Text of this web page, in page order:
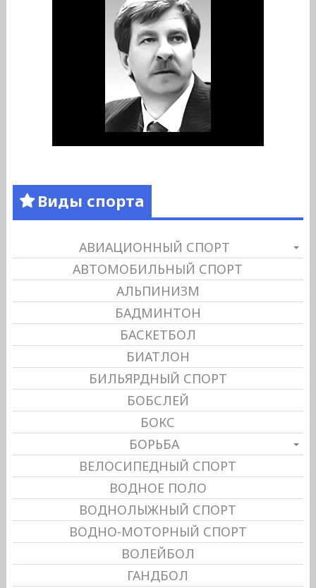
Виды спорта
АВИАЦИОННЫЙ СПОРТ
АВТОМОБИЛЬНЫЙ СПОРТ
АЛЬПИНИЗМ
БАДМИНТОН
БАСКЕТБОЛ
БИАТЛОН
БИЛЬЯРДНЫЙ СПОРТ
БОБСЛЕЙ
БОКС
БОРЬБА
ВЕЛОСИПЕДНЫЙ СПОРТ
ВОДНОЕ ПОЛО
ВОДНОЛЫЖНЫЙ СПОРТ
ВОДНО-МОТОРНЫЙ СПОРТ
ВОЛЕЙБОЛ
ГАНДБОЛ